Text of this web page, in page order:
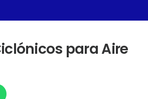
para Aire